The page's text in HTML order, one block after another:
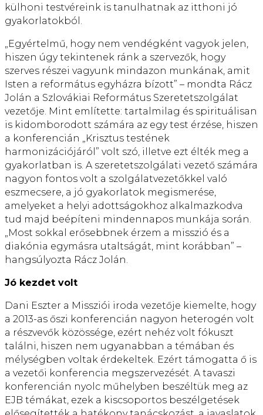
külhoni testvéreink is tanulhatnak az itthoni jó
gyakorlatokból.
„Egyértelmű, hogy nem vendégként vagyok jelen,
hiszen úgy tekintenek ránk a szervezők, hogy
szerves részei vagyunk mindazon munkának, amit
Isten a református egyházra bízott” – mondta Rácz
Jolán a Szlovákiai Református Szeretetszolgálat
vezetője. Mint említette: tartalmilag és spirituálisan
is kidomborodott számára az egy test érzése, hiszen
a konferencián „Krisztus testének
harmonizációjáról” volt szó, illetve ezt élték meg a
gyakorlatban is. A szeretetszolgálati vezető számára
nagyon fontos volt a szolgálatvezetőkkel való
eszmecsere, a jó gyakorlatok megismerése,
amelyeket a helyi adottságokhoz alkalmazkodva
tud majd beépíteni mindennapos munkája során.
„Most sokkal erősebbnek érzem a misszió és a
diakónia egymásra utaltságát, mint korábban” –
hangsúlyozta Rácz Jolán.
Jó kezdet volt
Dani Eszter a Missziói iroda vezetője kiemelte, hogy
a 2013-as őszi konferencián nagyon heterogén volt
a részvevők közössége, ezért nehéz volt fókuszt
találni, hiszen nem ugyanabban a témában és
mélységben voltak érdekeltek. Ezért támogatta ő is
a vezetői konferencia megszervezését. A tavaszi
konferencián nyolc műhelyben beszéltük meg az
EJB témákat, ezek a kiscsoportos beszélgetések